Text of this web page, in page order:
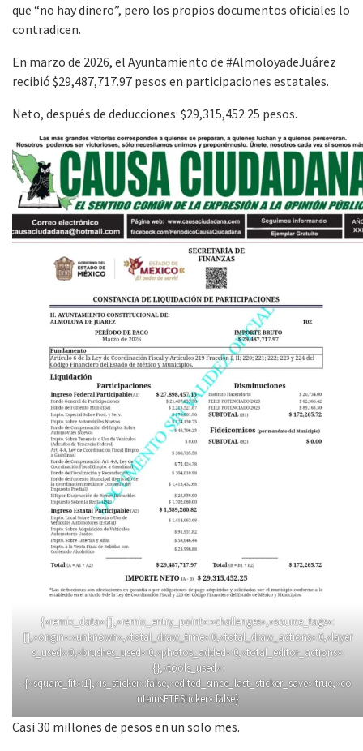
que “no hay dinero”, pero los propios documentos oficiales lo
contradicen.
En marzo de 2026, el Ayuntamiento de #AlmoloyadeJuárez
recibió $29,487,717.97 pesos en participaciones estatales.
Neto, después de deducciones: $29,315,452.25 pesos.
{«remix_data»:[],»remix_entry_point»:»challenges»,»source_tags»:
[],»origin»:»unknown»,»total_draw_time»:0,»total_draw_actions»:0,»layer
s_used»:0,»brushes_used»:0,»photos_added»:0,»total_editor_actions»:
{},»tools_used»:
{«square_fit»:1},»is_sticker»:false,»edited_since_last_sticker_save»:true,»co
ntainsFTESticker»:false}
Casi 30 millones de pesos en un solo mes.